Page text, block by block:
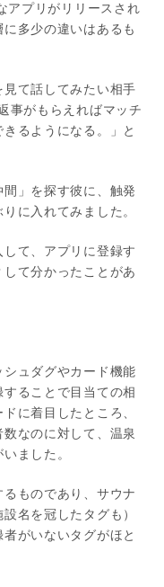
プリがリリースされ
多少の違いはあるも
て話してみたい相手
事がもらえればマッチ
るようになる。」と
」を探す彼に、触発
に入れてみました。
て、アプリに登録す
て分かったことがあ
ュダグやカード機能
ることで目当ての相
に着目したところ、
なのに対して、温泉
ました。
ものであり、サウナ
名を冠したタグも）
がいないタグがほと